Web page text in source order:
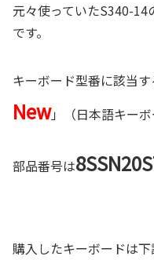
元々使っていたS340-
です。
キーボード型番に該当
New」（日本語キーボ
部品番号は
購入したキーボードは下